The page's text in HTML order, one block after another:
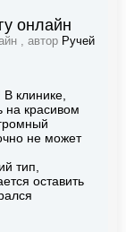
онлайн
, автор Ручей
клинике,
на красивом
не может
тип,
оставить